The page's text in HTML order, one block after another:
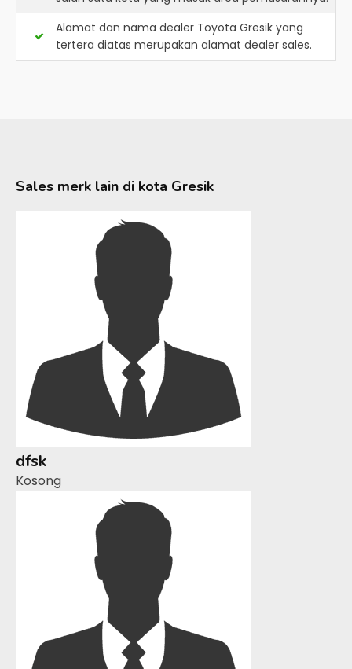
Alamat dan nama dealer Toyota Gresik yang
tertera diatas merupakan alamat dealer sales.
Sales merk lain di kota Gresik
dfsk
Kosong